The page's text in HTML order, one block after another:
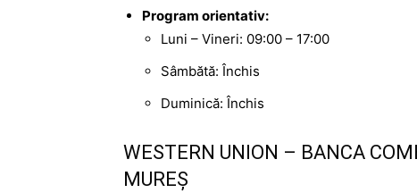
Program orientativ:
Luni – Vineri: 09:00 – 17:00
Sâmbătă: Închis
Duminică: Închis
WESTERN UNION – BANCA
MUREȘ